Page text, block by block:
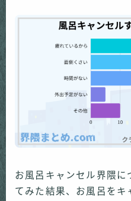
お風呂キャンセル界隈に
てみた結果、お風呂をキ